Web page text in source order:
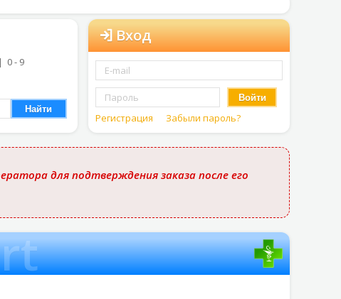
| 0 - 9
Найти
Вход
Войти
Регистрация Забыли пароль?
для подтверждения заказа после его